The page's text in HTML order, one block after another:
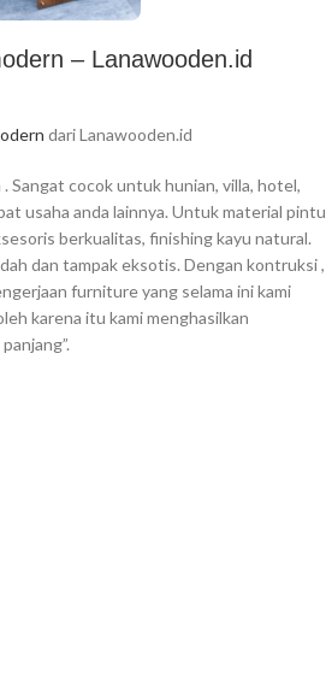
– Lanawooden.id
dari Lanawooden.id
. Sangat cocok untuk hunian, villa, hotel,
usaha anda lainnya. Untuk material pintu
berkualitas, finishing kayu natural.
dan tampak eksotis. Dengan kontruksi ,
furniture yang selama ini kami
karena itu kami menghasilkan